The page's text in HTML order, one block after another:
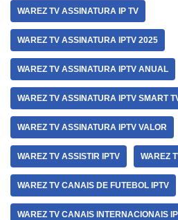
WAREZ TV ASSINATURA IP TV
WAREZ TV ASSINATURA IPTV 2025
WAREZ TV ASSINATURA IPTV ANUAL
WAREZ TV ASSINATURA IPTV SMART
WAREZ TV ASSINATURA IPTV VALOR
WAREZ TV ASSISTIR IPTV WAREZ
WAREZ TV CANAIS DE FUTEBOL IPTV
WAREZ TV CANAIS INTERNACIONAIS